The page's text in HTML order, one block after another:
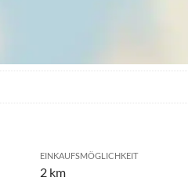
EINKAUFSMÖGLICHKEIT
2 km